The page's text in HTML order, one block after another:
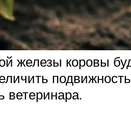
железы коровы
ветеринара.